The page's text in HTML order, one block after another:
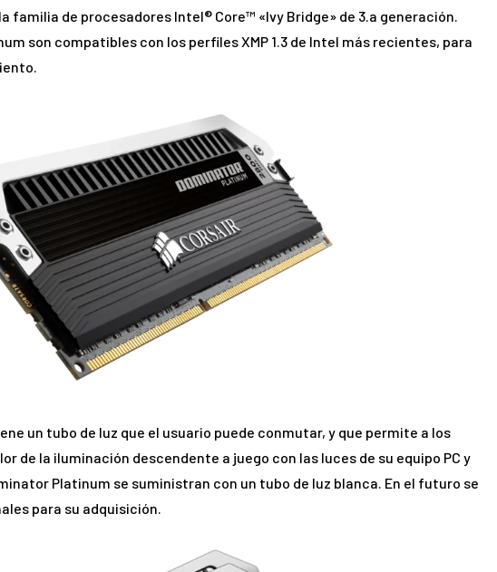
familia de procesadores Intel® Core™ «Ivy Bridge» de 3.a generación.
son compatibles con los perfiles XMP 1.3 de Intel más recientes, para
un tubo de luz que el usuario puede conmutar, y que permite a los
de la iluminación descendente a juego con las luces de su equipo PC y
Platinum se suministran con un tubo de luz blanca. En el futuro se
para su adquisición.